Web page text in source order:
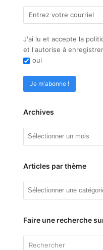
J'ai lu et accepte la
et l'autorise à
oui
Archives
Articles par thème
Articles
Faire une recherche